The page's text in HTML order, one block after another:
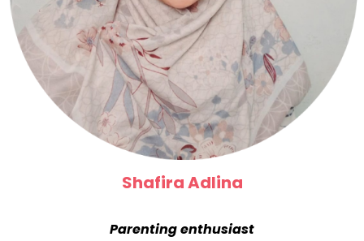
Shafira Adlina
Parenting enthusiast